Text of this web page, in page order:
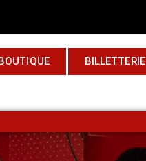
BILLETTERIE